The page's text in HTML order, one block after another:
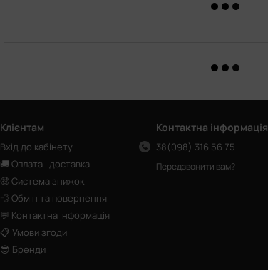
Клієнтам
Вхід до кабінету
🚚 Оплата і доставка
🤑 Система знижок
💨 Обмін та повернення
💬 Контактна інформація
📋 Умови згоди
😎 Бренди
Контактна інформація
38(098) 316 56 75
Передзвонити вам?